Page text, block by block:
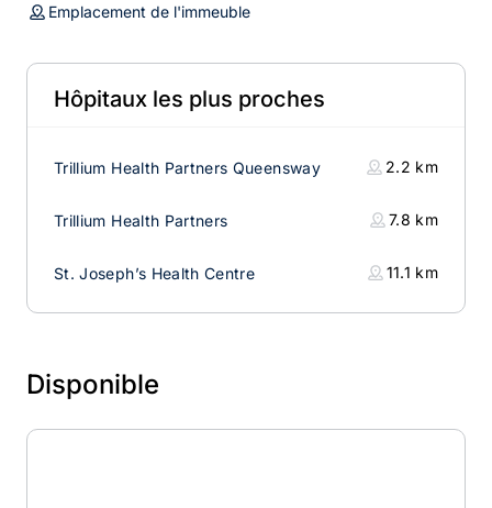
Emplacement de l'immeuble
Hôpitaux les plus proches
Trillium Health Partners Queensway 2.2 km
Trillium Health Partners 7.8 km
St. Joseph’s Health Centre 11.1 km
Disponible